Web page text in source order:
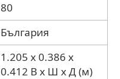
80
България
1.205 x 0.386 x
0.412 В x Ш x Д (м)